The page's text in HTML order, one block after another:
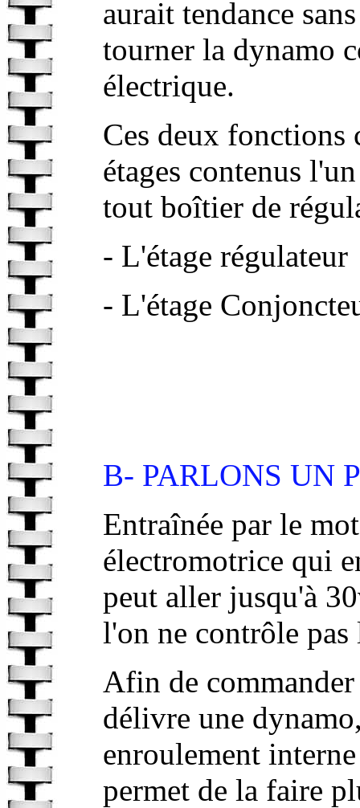
aurait tendance
tourner la dynamo
électrique.
Ces deux fonctions
étages contenus
tout boîtier de
- L'étage régulateur
- L'étage
B- PARLONS UN
Entraînée par le
électromotrice qui
peut aller jusqu'à
l'on ne contrôle pas
Afin de
délivre une
enroulement
permet de la faire